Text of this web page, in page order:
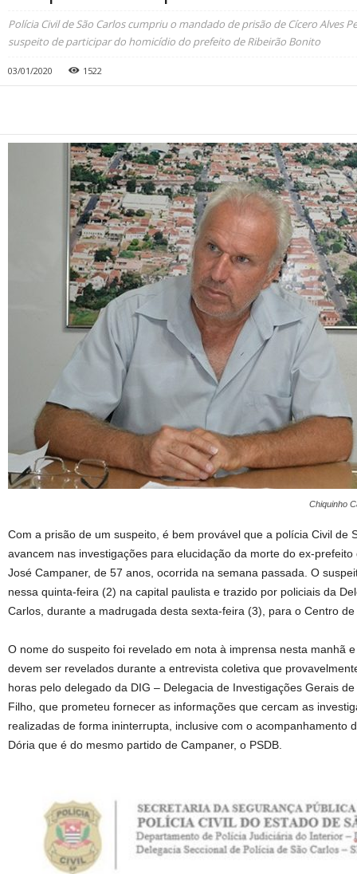
Polícia Civil de São Carlos cumpriu o mandado de prisão de Cícero Alves
suspeito de participar do homicídio do prefeito de Ribeirão Bonito
03/01/2020 1522
Chiquinho
Com a prisão de um suspeito, é bem provável que a polícia Civil de
avancem nas investigações para elucidação da morte do ex-
José Campaner, de 57 anos, ocorrida na semana passada. O
nessa quinta-feira (2) na capital paulista e trazido por policiais da
Carlos, durante a madrugada desta sexta-feira (3), para o Centro
O nome do suspeito foi revelado em nota à imprensa nesta manhã
devem ser revelados durante a entrevista coletiva que
horas pelo delegado da DIG – Delegacia de Investigações Gerais
Filho, que prometeu fornecer as informações que cercam as
realizadas de forma ininterrupta, inclusive com o acompanhamento
Dória que é do mesmo partido de Campaner, o PSDB.